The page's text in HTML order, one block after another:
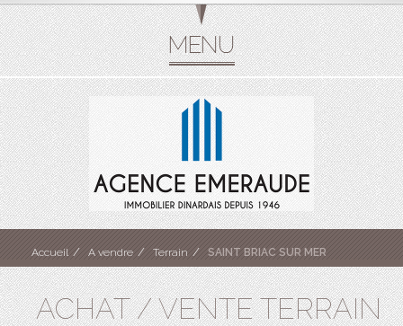
Accueil A vendre Terrain SAINT BRIAC SUR MER
ACHAT / VENTE TERRAIN